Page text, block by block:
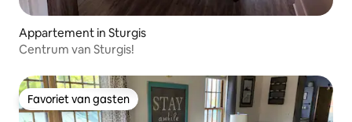
Appartement in Sturgis
Centrum van Sturgis!
Favoriet van gasten
Favoriet van gasten